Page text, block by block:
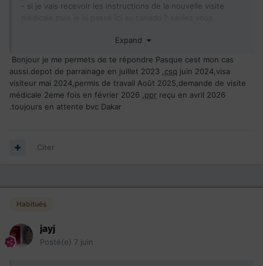
si je vais recevoir les instructions de la nouvelle visite
- et si je vais recevoir aussi laRP puis je faire les démarches
Dossier envoyé novembre 2023
CSQ reçu mai 2024
visite médicale expirée
antécédant ok
Expand
Bonjour je me permets de te répondre Pasque cest mon cas
aussi.depot de parrainage en juillet 2023 , csq juin 2024,visa
visiteur mai 2024,permis de travail Août 2025,demande de visite
médicale 2eme fois en février 2026 , ppr reçu en avril 2026
.toujours en attente bvc Dakar
Citer
Habitués
jayj
Posté(e) 7 juin